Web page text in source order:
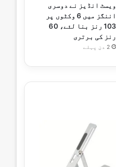
ویسٹ انڈیز نے دوسری
اننگز میں 6 وکٹوں پر
103 رنز بنا لئے، 60
رنز کی برتری
2 دن پہلے